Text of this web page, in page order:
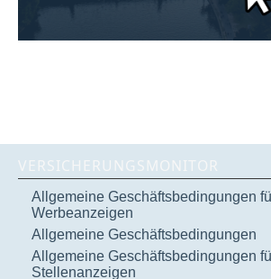
VERSICHERUNGSMONITOR
Allgemeine Geschäftsbedingungen
Werbeanzeigen
Allgemeine Geschäftsbedingungen
Allgemeine Geschäftsbedingungen
Stellenanzeigen